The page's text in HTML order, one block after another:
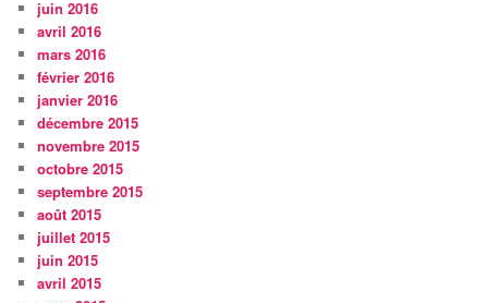
juin 2016
avril 2016
mars 2016
février 2016
janvier 2016
décembre 2015
novembre 2015
octobre 2015
septembre 2015
août 2015
juillet 2015
juin 2015
avril 2015